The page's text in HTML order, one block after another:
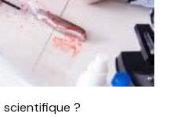
scientifique ?